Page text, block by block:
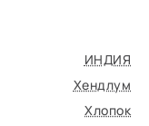
ИНДИЯ
Хендлум
Хлопок